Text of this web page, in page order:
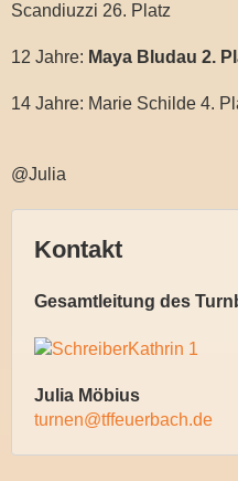
Scandiuzzi 26. Platz
12 Jahre: Maya Bludau 2.
14 Jahre: Marie Schilde 4.
@Julia
Kontakt
Gesamtleitung des
Julia Möbius
turnen@tffeuerbach.de